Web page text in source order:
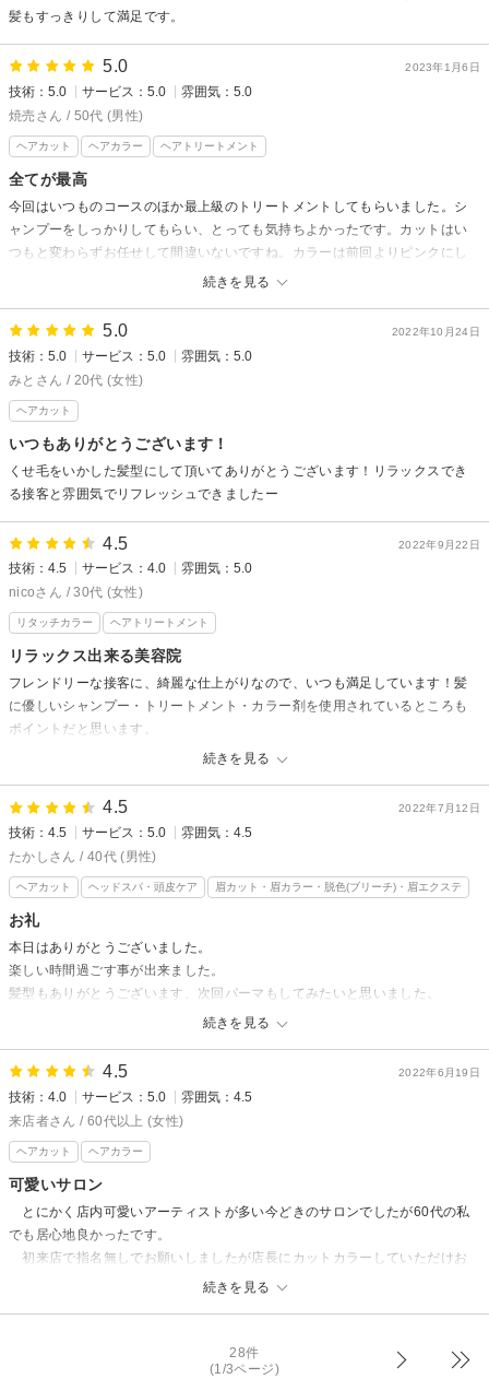
髪もすっきりして満足です。
2023年1月6日
5.0
技術：5.0 サービス：5.0
雰囲気：5.0
焼売さん / 50代 (男性)
ヘアカット ヘアカラー ヘアトリートメント
全てが最高
続きを見る
今回はいつものコースのほか最上級のトリートメントしてもらいました。シ
ャンプーをしっかりしてもらい、とっても気持ちよかったです。カットはい
つもと変わらずお任せして間違いないですね。カラーは前回よりピンクにし
てもらいました。とってもいい感じです。
2022年10月24日
5.0
技術：5.0 サービス：5.0
雰囲気：5.0
みとさん / 20代 (女性)
ヘアカット
いつもありがとうございます！
くせ毛をいかした髪型にして頂いてありがとうございます！リラックスでき
る接客と雰囲気でリフレッシュできましたー
2022年9月22日
4.5
技術：4.5 サービス：4.0
雰囲気：5.0
nicoさん / 30代 (女性)
リタッチカラー ヘアトリートメント
リラックス出来る美容院
続きを見る
フレンドリーな接客に、綺麗な仕上がりなので、いつも満足しています！髪
に優しいシャンプー・トリートメント・カラー剤を使用されているところも
ポイントだと思います。
一点気になるところがあるとすれば、ネット予約の際、メニュー選択する際
しただけかもですが)カラーメニュー選択しましたが、シャンプー代も実際別
2022年7月12日
4.5
技術：4.5 サービス：5.0
雰囲気：4.5
たかしさん / 40代 (男性)
ヘアカット ヘッドスパ・頭皮ケア 眉カット・眉カラー・脱色(ブリーチ)・眉エクステ
お礼
続きを見る
本日はありがとうございました。
楽しい時間過ごす事が出来ました。
髪型もありがとうございます、次回パーマもしてみたいと思いました。
美味しい焼肉屋は、環状線の天満にある、ホルモン肉五郎です！！
おススメです。
2022年6月19日
4.5
技術：4.0 サービス：5.0
雰囲気：4.5
来店者さん / 60代以上 (女性)
ヘアカット ヘアカラー
可愛いサロン
続きを見る
とにかく店内可愛いアーティストが多い今どきのサロンでしたが60代の私
でも居心地良かったです。
初来店で指名無しでお願いしましたが店長にカットカラーしていただけお
得感有りました。店長さん親切です。
初来店だとシャンプーなど10%割引きあるようです。
28件
(1/3ページ)